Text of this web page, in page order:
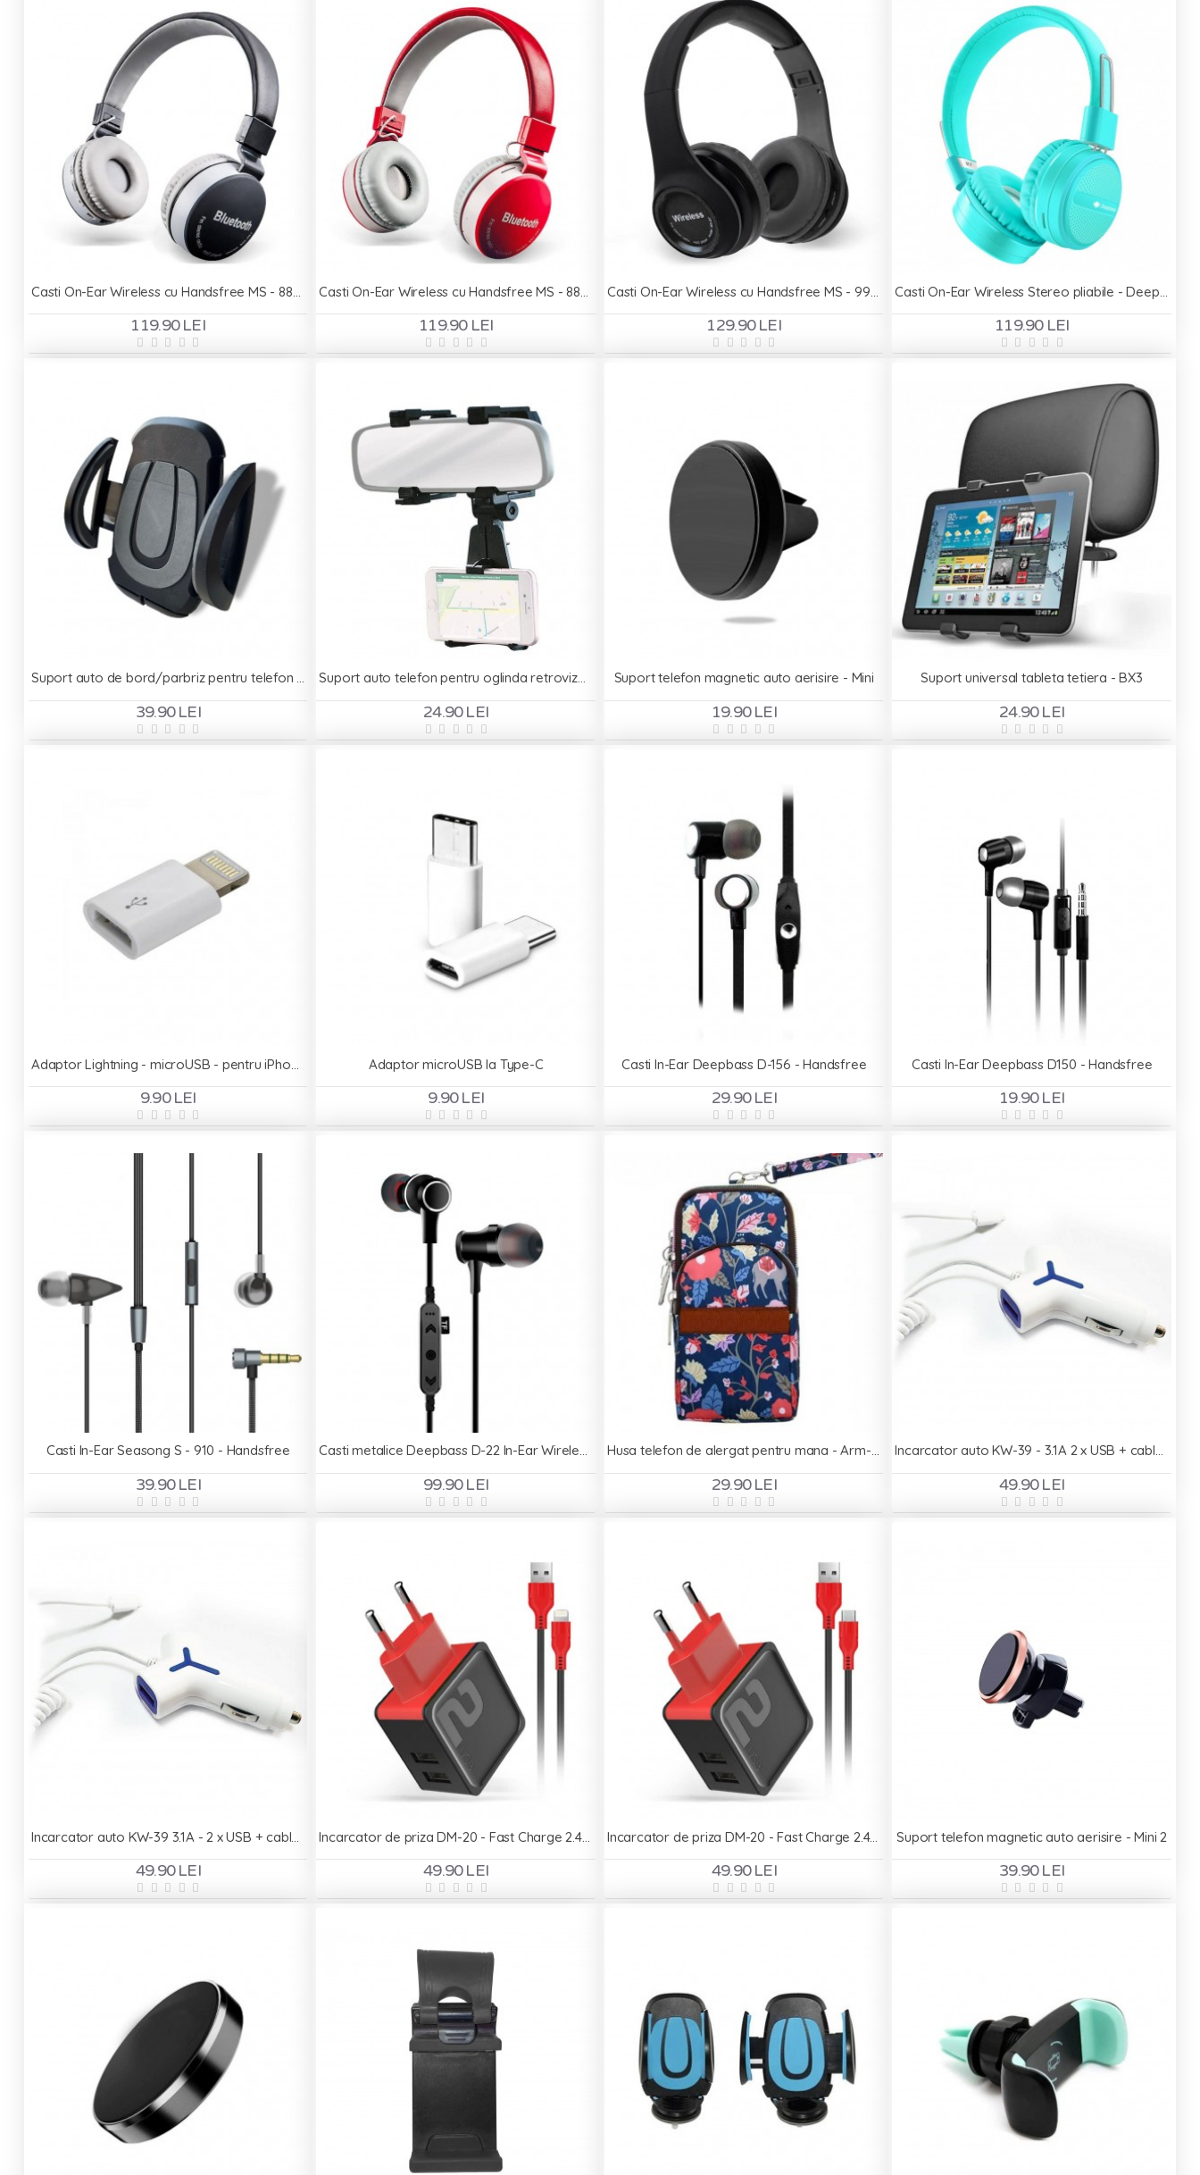
Casti On-Ear Wireless cu Handsfree MS - 881A - Negru
119.90 LEI
Casti On-Ear Wireless cu Handsfree MS - 881A - Rosu
119.90 LEI
Casti On-Ear Wireless cu Handsfree MS - 991A - Negru
129.90 LEI
Casti On-Ear Wireless Stereo pliabile - Deepbass R7 Turcoaz
119.90 LEI
Suport auto de bord/parbriz pentru telefon - RG-07
39.90 LEI
Suport auto telefon pentru oglinda retrovizoare - Rear View
24.90 LEI
Suport telefon magnetic auto aerisire - Mini
19.90 LEI
Suport universal tableta tetiera - BX3
24.90 LEI
Adaptor Lightning - microUSB - pentru iPhone 5/6/7/8
9.90 LEI
Adaptor microUSB la Type-C
9.90 LEI
Casti In-Ear Deepbass D-156 - Handsfree
29.90 LEI
Casti In-Ear Deepbass D150 - Handsfree
19.90 LEI
Casti In-Ear Seasong S - 910 - Handsfree
39.90 LEI
Casti metalice Deepbass D-22 In-Ear Wireless - Negru
99.90 LEI
Husa telefon de alergat pentru mana - Arm-band
29.90 LEI
Incarcator auto KW-39 - 3.1A 2 x USB + cablu Lightning pentru iPhone
49.90 LEI
Incarcator auto KW-39 3.1A - 2 x USB + cablu Type-C
49.90 LEI
Incarcator de priza DM-20 - Fast Charge 2.4A 2xUSB + cablu pentru iPhone - Negru
49.90 LEI
Incarcator de priza DM-20 - Fast Charge 2.4A 2xUSB + cablu Type C - Negru
49.90 LEI
Suport telefon magnetic auto aerisire - Mini 2
39.90 LEI